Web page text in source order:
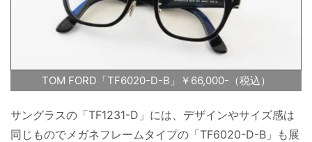
TOM FORD「TF6020-D-B」￥66,000-（税込）
サングラスの「TF1231-D」には、デザインやサイズ感は
同じものでメガネフレームタイプの「TF6020-D-B」も展